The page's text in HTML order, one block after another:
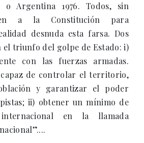
o Argentina 1976. Todos, sin
a la Constitución para
desnuda esta farsa. Dos
triunfo del golpe de Estado: i)
con las fuerzas armadas.
de controlar el territorio,
y garantizar el poder
ii) obtener un mínimo de
internacional en la llamada